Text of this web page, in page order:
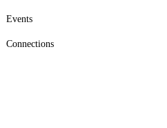
Events
Connections